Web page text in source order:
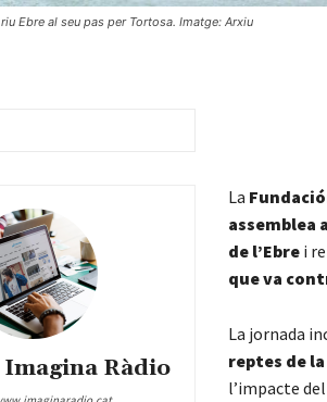
Ebre al seu pas per Tortosa. Imatge: Arxiu
Imagina Ràdio
La
assemblea
de l’Ebrei
que va
La jornada
reptes de
l’impacte